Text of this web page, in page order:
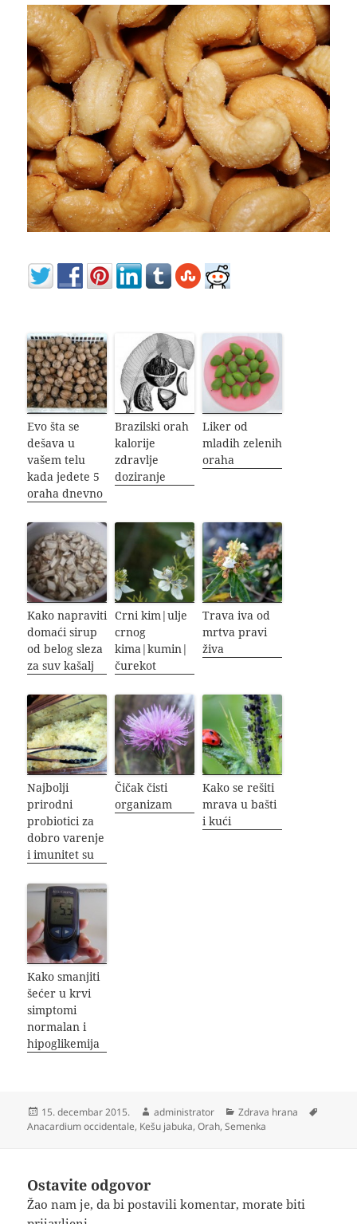
Evo šta se
dešava u
vašem telu
kada jedete 5
oraha dnevno
Brazilski orah
kalorije
zdravlje
doziranje
Liker od
mladih zelenih
oraha
Kako napraviti
domaći sirup
od belog sleza
za suv kašalj
Crni kim|ulje
crnog
kima|kumin|
čurekot
Trava iva od
mrtva pravi
živa
Najbolji
prirodni
probiotici za
dobro varenje
i imunitet su
Čičak čisti
organizam
Kako se rešiti
mrava u bašti
i kući
Kako smanjiti
šećer u krvi
simptomi
normalan i
hipoglikemija
Objavljeno
15. decembar 2015. Autor
administrator Kategorije
Zdrava hrana
Anacardium occidentale, Kešu jabuka,Orah,Semenka
Ostavite odgovor
Žao nam je, da bi postavili komentar, moratebiti